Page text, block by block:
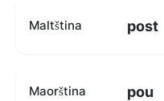
Maltština post
Maorština pou